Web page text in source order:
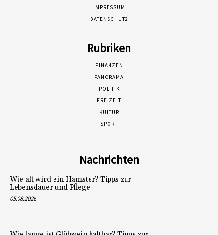
IMPRESSUM
DATENSCHUTZ
Rubriken
FINANZEN
PANORAMA
POLITIK
FREIZEIT
KULTUR
SPORT
Nachrichten
Wie alt wird ein Hamster? Tipps zur
Lebensdauer und Pflege
05.08.2026